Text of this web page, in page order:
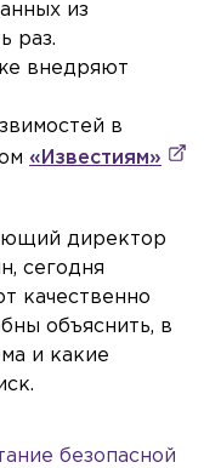
из
раз.
внедряют
в
«Известиям»
директор
сегодня
качественно
объяснить, в
и какие
безопасной